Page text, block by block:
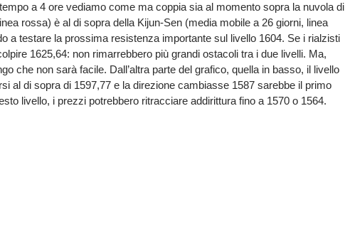
a 4 ore vediamo come ma coppia sia al momento sopra la nuvola di
rossa) è al di sopra della Kijun-Sen (media mobile a 26 giorni, linea
a testare la prossima resistenza importante sul livello 1604. Se i rialzisti
1625,64: non rimarrebbero più grandi ostacoli tra i due livelli. Ma,
che non sarà facile. Dall’altra parte del grafico, quella in basso, il livello
al di sopra di 1597,77 e la direzione cambiasse 1587 sarebbe il primo
livello, i prezzi potrebbero ritracciare addirittura fino a 1570 o 1564.